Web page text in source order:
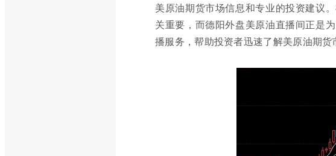
美原油期货市场信息和专业的投资建议
关重要，而德阳外盘美原油直播间正是
播服务，帮助投资者迅速了解美原油期货